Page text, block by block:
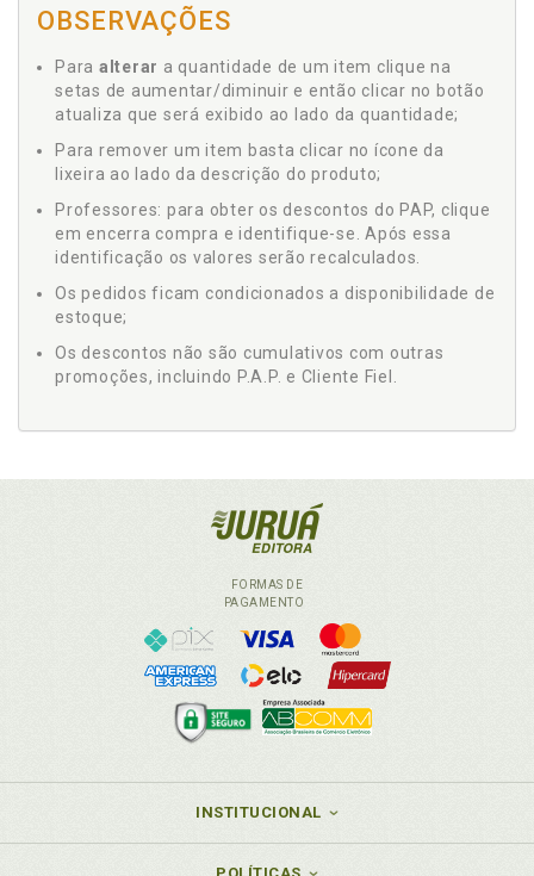
OBSERVAÇÕES
Para alterar a quantidade de um item clique na
setas de aumentar/diminuir e então clicar no botão
atualiza que será exibido ao lado da quantidade;
Para remover um item basta clicar no ícone da
lixeira ao lado da descrição do produto;
Professores: para obter os descontos do PAP, clique
em encerra compra e identifique-se. Após essa
identificação os valores serão recalculados.
Os pedidos ficam condicionados a disponibilidade de
estoque;
Os descontos não são cumulativos com outras
promoções, incluindo P.A.P. e Cliente Fiel.
FORMAS DE
PAGAMENTO
INSTITUCIONAL